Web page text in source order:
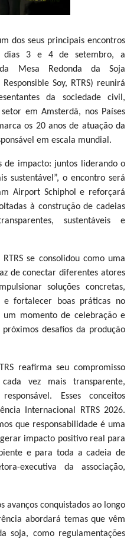
dos seus principais encontros
dias 3 e 4 de setembro, a
Mesa Redonda da Soja
Soy, RTRS) reunirá
da sociedade civil,
em Amsterdã, nos Países
os 20 anos de atuação da
em escala mundial.
de impacto: juntos liderando o
sustentável”, o encontro será
Airport Schiphol e reforçará
à construção de cadeias
sustentáveis e
se consolidou como uma
de conectar diferentes atores
soluções concretas,
e fortalecer boas práticas no
momento de celebração e
desafios da produção
reafirma seu compromisso
vez mais transparente,
Esses conceitos
Internacional RTRS 2026.
que responsabilidade é uma
impacto positivo real para
e para toda a cadeia de
executiva da associação,
avanços conquistados ao longo
abordará temas que vêm
soja, como regulamentações